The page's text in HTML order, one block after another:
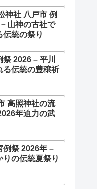
神社 八戸市 例
山神の古社で
伝統の祭り
2026 – 平川
る伝統の豊穣祈
高照神社の流
年迫力の武
例祭 2026年 –
りの伝統夏祭り